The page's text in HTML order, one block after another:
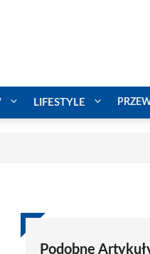
LIFESTYLE
Podobne